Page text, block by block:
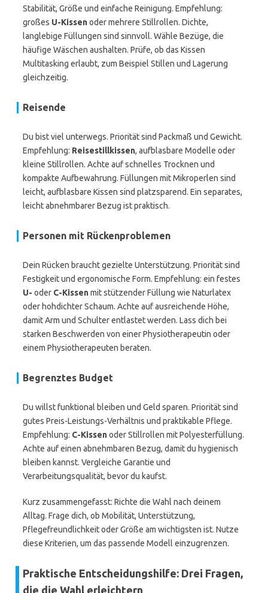
Stabilität, Größe und einfache Reinigung. Empfehlung:
großes U-Kissenoder mehrere Stillrollen. Dichte,
langlebige Füllungen sind sinnvoll. Wähle Bezüge, die
häufige Wäschen aushalten. Prüfe, ob das Kissen
Multitasking erlaubt, zum Beispiel Stillen und Lagerung
gleichzeitig.
Reisende
Du bist viel unterwegs. Priorität sind Packmaß und Gewicht.
Empfehlung: Reisestillkissen, aufblasbare Modelle oder
kleine Stillrollen. Achte auf schnelles Trocknen und
kompakte Aufbewahrung. Füllungen mit Mikroperlen sind
leicht, aufblasbare Kissen sind platzsparend. Ein separates,
leicht abnehmbarer Bezug ist praktisch.
Personen mit Rückenproblemen
Dein Rücken braucht gezielte Unterstützung. Priorität sind
Festigkeit und ergonomische Form. Empfehlung: ein festes
U- oder C-Kissenmit stützender Füllung wie Naturlatex
oder hohdichter Schaum. Achte auf ausreichende Höhe,
damit Arm und Schulter entlastet werden. Lass dich bei
starken Beschwerden von einer Physiotherapeutin oder
einem Physiotherapeuten beraten.
Begrenztes Budget
Du willst funktional bleiben und Geld sparen. Priorität sind
gutes Preis-Leistungs-Verhältnis und praktikable Pflege.
Empfehlung: C-Kissenoder Stillrollen mit Polyesterfüllung.
Achte auf einen abnehmbaren Bezug, damit du hygienisch
bleiben kannst. Vergleiche Garantie und
Verarbeitungsqualität, bevor du kaufst.
Kurz zusammengefasst: Richte die Wahl nach deinem
Alltag. Frage dich, ob Mobilität, Unterstützung,
Pflegefreundlichkeit oder Größe am wichtigsten ist. Nutze
diese Kriterien, um das passende Modell einzugrenzen.
Praktische Entscheidungshilfe: Drei Fragen,
die die Wahl erleichtern